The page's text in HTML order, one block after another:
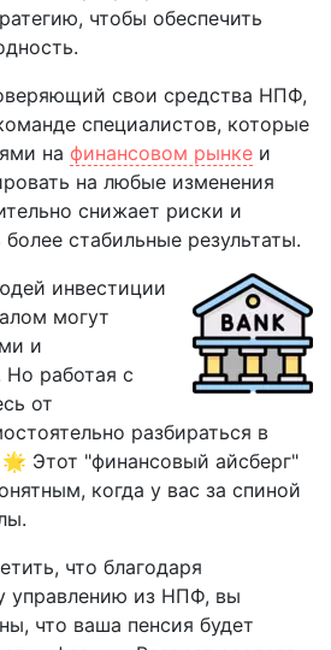
чтобы обеспечить
свои средства НПФ,
специалистов, которые
на финансовом рынке и
на любые изменения
снижает риски и
более стабильные результаты.
инвестиции
могут
и
работая с
от
разбираться в
Этот "финансовый айсберг"
когда у вас за спиной
что благодаря
управлению из НПФ, вы
что ваша пенсия будет